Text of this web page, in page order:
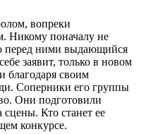
вопреки
Никому поначалу не
перед ними выдающийся
заявит, только в новом
благодаря своим
Соперники его группы
Они подготовили
Кто станет ее
конкурсе.